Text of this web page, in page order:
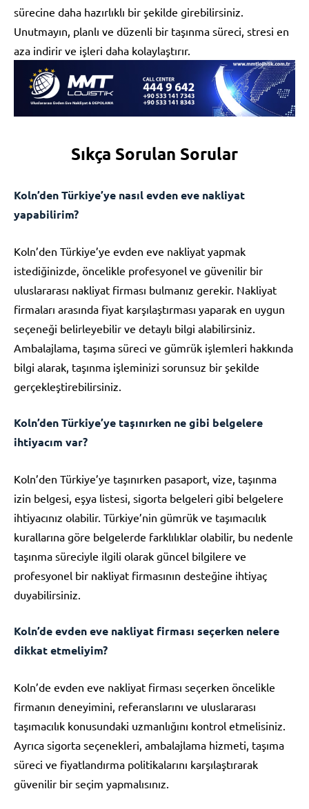
sürecine daha hazırlıklı bir şekilde girebilirsiniz.
Unutmayın, planlı ve düzenli bir taşınma süreci, stresi en
aza indirir ve işleri daha kolaylaştırır.
Sıkça Sorulan Sorular
Koln’den Türkiye’ye nasıl evden eve nakliyat
yapabilirim?
Koln’den Türkiye’ye evden eve nakliyat yapmak
istediğinizde, öncelikle profesyonel ve güvenilir bir
uluslararası nakliyat firması bulmanız gerekir. Nakliyat
firmaları arasında fiyat karşılaştırması yaparak en uygun
seçeneği belirleyebilir ve detaylı bilgi alabilirsiniz.
Ambalajlama, taşıma süreci ve gümrük işlemleri hakkında
bilgi alarak, taşınma işleminizi sorunsuz bir şekilde
gerçekleştirebilirsiniz.
Koln’den Türkiye’ye taşınırken ne gibi belgelere
ihtiyacım var?
Koln’den Türkiye’ye taşınırken pasaport, vize, taşınma
izin belgesi, eşya listesi, sigorta belgeleri gibi belgelere
ihtiyacınız olabilir. Türkiye’nin gümrük ve taşımacılık
kurallarına göre belgelerde farklılıklar olabilir, bu nedenle
taşınma süreciyle ilgili olarak güncel bilgilere ve
profesyonel bir nakliyat firmasının desteğine ihtiyaç
duyabilirsiniz.
Koln’de evden eve nakliyat firması seçerken nelere
dikkat etmeliyim?
Koln’de evden eve nakliyat firması seçerken öncelikle
firmanın deneyimini, referanslarını ve uluslararası
taşımacılık konusundaki uzmanlığını kontrol etmelisiniz.
Ayrıca sigorta seçenekleri, ambalajlama hizmeti, taşıma
süreci ve fiyatlandırma politikalarını karşılaştırarak
güvenilir bir seçim yapmalısınız.